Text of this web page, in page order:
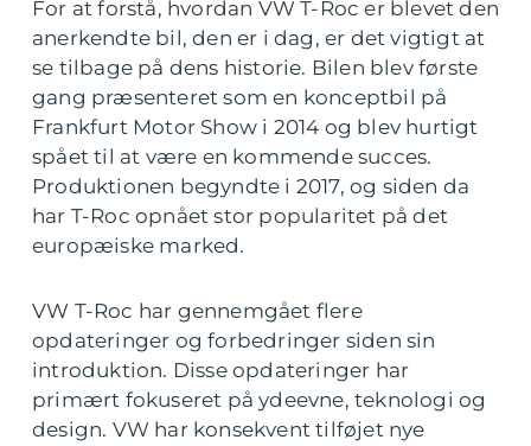
For at forstå, hvordan VW T-Roc er blevet den
anerkendte bil, den er i dag, er det vigtigt at
se tilbage på dens historie. Bilen blev første
gang præsenteret som en konceptbil på
Frankfurt Motor Show i 2014 og blev hurtigt
spået til at være en kommende succes.
Produktionen begyndte i 2017, og siden da
har T-Roc opnået stor popularitet på det
europæiske marked.
VW T-Roc har gennemgået flere
opdateringer og forbedringer siden sin
introduktion. Disse opdateringer har
primært fokuseret på ydeevne, teknologi og
design. VW har konsekvent tilføjet nye